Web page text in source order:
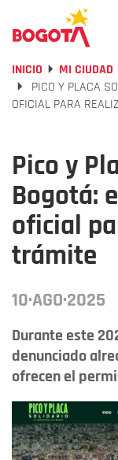
INICIO MI CIUDAD
PICO Y PLACA
OFICIAL PARA
Pico y
Bogotá:
oficial
trámite
10·AGO·2025
Durante este
denunciado
ofrecen el